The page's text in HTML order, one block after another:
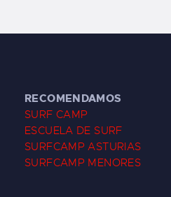
RECOMENDAMOS
SURF CAMP
ESCUELA DE SURF
SURFCAMP ASTURIAS
SURFCAMP MENORES